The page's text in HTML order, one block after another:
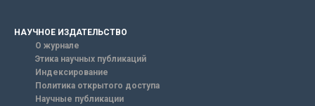
НАУЧНОЕ ИЗДАТЕЛЬСТВО
О журнале
Этика научных публикаций
Индексирование
Политика открытого доступа
Научные публикации